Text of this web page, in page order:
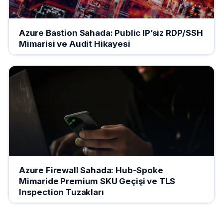
Azure Bastion Sahada: Public IP’siz RDP/SSH
Mimarisi ve Audit Hikayesi
Azure Firewall Sahada: Hub-Spoke
Mimaride Premium SKU Geçişi ve TLS
Inspection Tuzakları